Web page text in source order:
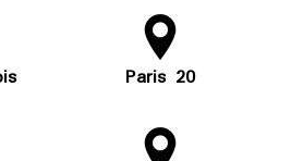
Paris 20